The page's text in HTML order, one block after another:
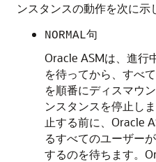
ンスタンスの動作を次に示
NORMAL句
Oracle ASMは、進行
を待ってから、すべ
を順番にディスマウ
ンスタンスを停止し
止する前に、Oracle
るすべてのユーザー
するのを待ちます。